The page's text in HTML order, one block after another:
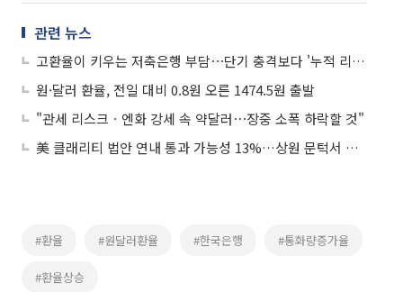
관련 뉴스
고환율이 키우는 저축은행 부담⋯단기 충격보다 '누적 리스크' 우려
원·달러 환율, 전일 대비 0.8원 오른 1474.5원 출발
"관세 리스크ㆍ엔화 강세 속 약달러⋯장중 소폭 하락할 것"
美 클래리티 법안 연내 통과 가능성 13%…상원 문턱서 제동
#환율 #원달러환율 #한국은행 #통화량증가율
#환율상승